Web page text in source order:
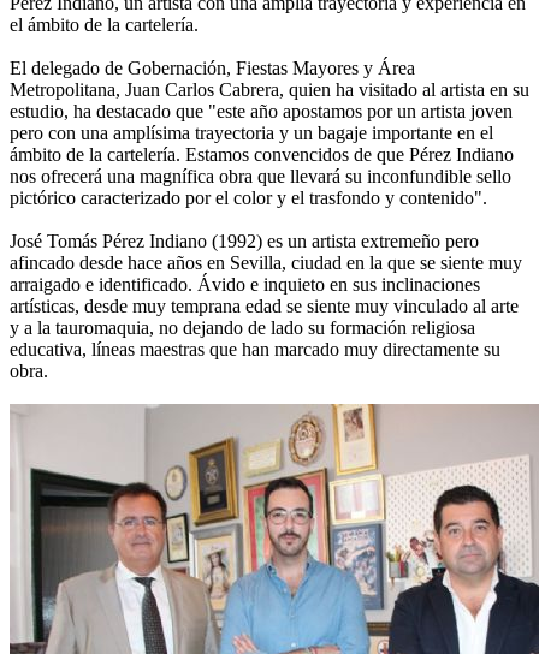
el ámbito de la cartelería.
El delegado de Gobernación, Fiestas Mayores y Área
Metropolitana, Juan Carlos Cabrera, quien ha visitado al artista en su
estudio, ha destacado que "este año apostamos por un artista joven
pero con una amplísima trayectoria y un bagaje importante en el
ámbito de la cartelería. Estamos convencidos de que Pérez Indiano
nos ofrecerá una magnífica obra que llevará su inconfundible sello
pictórico caracterizado por el color y el trasfondo y contenido".
José Tomás Pérez Indiano (1992) es un artista extremeño pero
afincado desde hace años en Sevilla, ciudad en la que se siente muy
arraigado e identificado. Ávido e inquieto en sus inclinaciones
artísticas, desde muy temprana edad se siente muy vinculado al arte
y a la tauromaquia, no dejando de lado su formación religiosa
educativa, líneas maestras que han marcado muy directamente su
obra.